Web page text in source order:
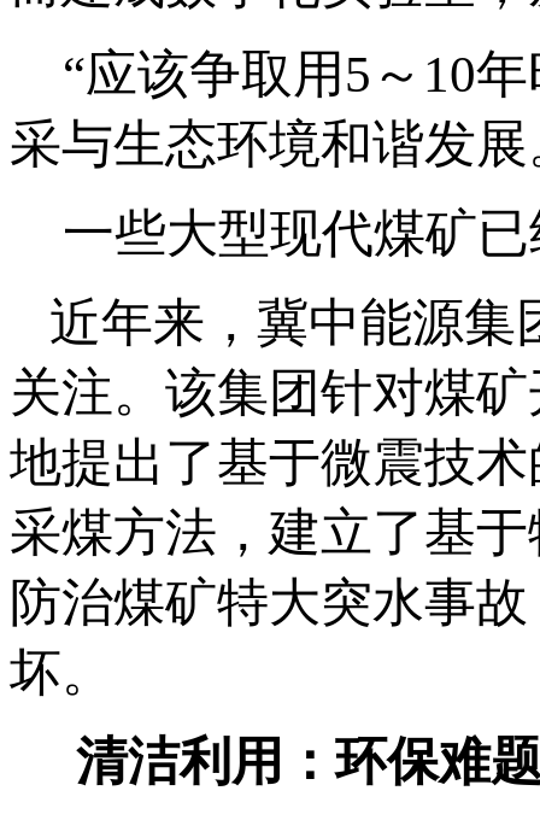
“应该争取用5～10
采与生态环境和谐发
一些大型现代煤矿已
近年来，冀中能源集
关注。该集团针对煤
地提出了基于微震技
采煤方法，建立了基
防治煤矿特大突水事
坏。
清洁利用：环保难